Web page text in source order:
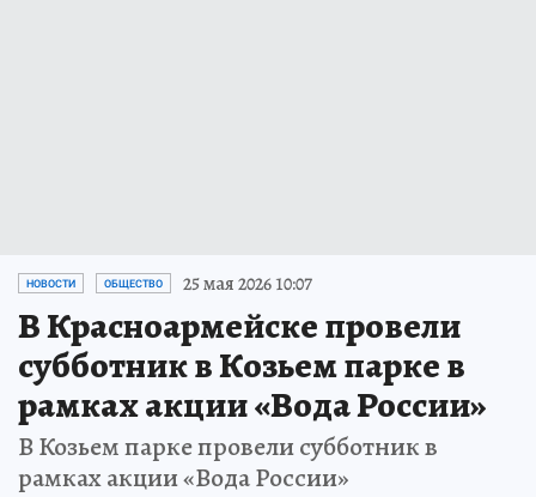
НОВОСТИ ОБЩЕСТВО 25 мая 2026 10:07
В Красноармейске провели
субботник в Козьем парке в
рамках акции «Вода России»
В Козьем парке провели субботник в
рамках акции «Вода России»